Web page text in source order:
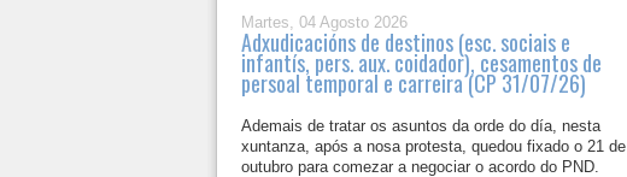
Martes, 04 Agosto 2026
Adxudicacións de destinos (esc. sociais e
infantís, pers. aux. coidador), cesamentos de
persoal temporal e carreira (CP 31/07/26)
Ademais de tratar os asuntos da orde do día, nesta
xuntanza, após a nosa protesta, quedou fixado o 21 de
outubro para comezar a negociar o acordo do PND.